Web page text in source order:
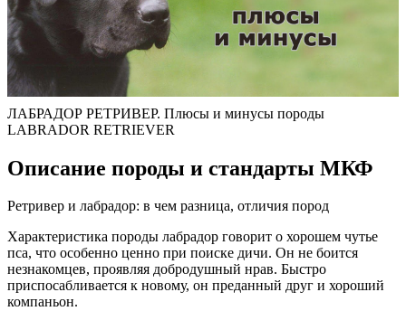
ЛАБРАДОР РЕТРИВЕР. Плюсы и минусы породы
LABRADOR RETRIEVER
Описание породы и стандарты МКФ
Ретривер и лабрадор: в чем разница, отличия пород
Характеристика породы лабрадор говорит о хорошем чутье
пса, что особенно ценно при поиске дичи. Он не боится
незнакомцев, проявляя добродушный нрав. Быстро
приспосабливается к новому, он преданный друг и хороший
компаньон.